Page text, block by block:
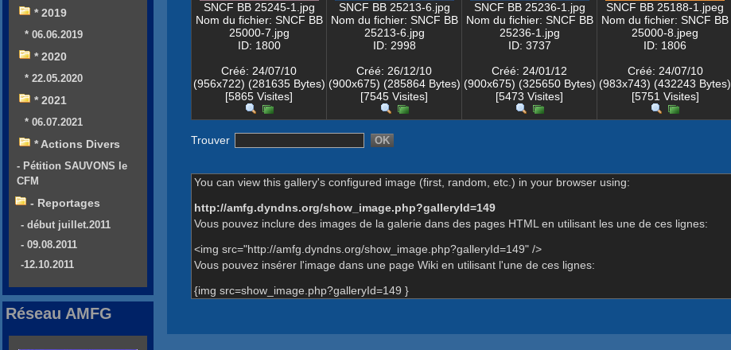
SNCF BB 25245-1.jpg
Nom du fichier: SNCF BB
25000-7.jpg
ID: 1800
Créé: 24/07/10
(956x722) (281635 Bytes)
[5865 Visites]
SNCF BB 25213-6.jpg
Nom du fichier: SNCF BB
25213-6.jpg
ID: 2998
Créé: 26/12/10
(900x675) (285864 Bytes)
[7545 Visites]
SNCF BB 25236-1.jpg
Nom du fichier: SNCF BB
25236-1.jpg
ID: 3737
Créé: 24/01/12
(900x675) (325650 Bytes)
[5473 Visites]
SNCF BB 25188-1.jpeg
Nom du fichier: SNCF BB
25000-8.jpeg
ID: 1806
Créé: 24/07/10
(983x743) (432243 Bytes)
[5751 Visites]
Trouver
You can view this gallery's configured image (first, random, etc.) in your browser using:
http://amfg.dyndns.org/show_image.php?galleryId=149
Vous pouvez inclure des images de la galerie dans des pages HTML en utilisant les une de ces lignes:
<img src="http://amfg.dyndns.org/show_image.php?galleryId=149" />
Vous pouvez insérer l'image dans une page Wiki en utilisant l'une de ces lignes:
{img src=show_image.php?galleryId=149 }
* 2019
* 06.06.2019
* 2020
* 22.05.2020
* 2021
* 06.07.2021
* Actions Divers
- Pétition SAUVONS le
CFM
- Reportages
- début juillet.2011
- 09.08.2011
-12.10.2011
Réseau AMFG